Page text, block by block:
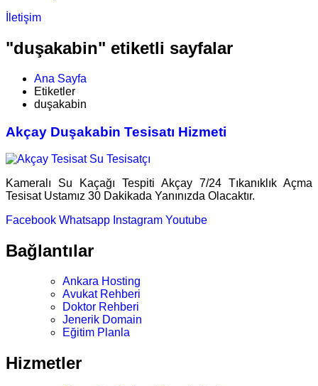
İletişim
"duşakabin" etiketli sayfalar
Ana Sayfa
Etiketler
duşakabin
Akçay Duşakabin Tesisatı Hizmeti
Kameralı Su Kaçağı Tespiti Akçay 7/24 Tıkanıklık Açma
Tesisat Ustamız 30 Dakikada Yanınızda Olacaktır.
Facebook Whatsapp Instagram Youtube
Bağlantılar
Ankara Hosting
Avukat Rehberi
Doktor Rehberi
Jenerik Domain
Eğitim Planla
Hizmetler